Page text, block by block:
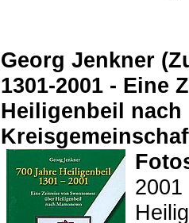
Georg Jenkner
1301-2001 - Eine
Heiligenbeil nach
2001